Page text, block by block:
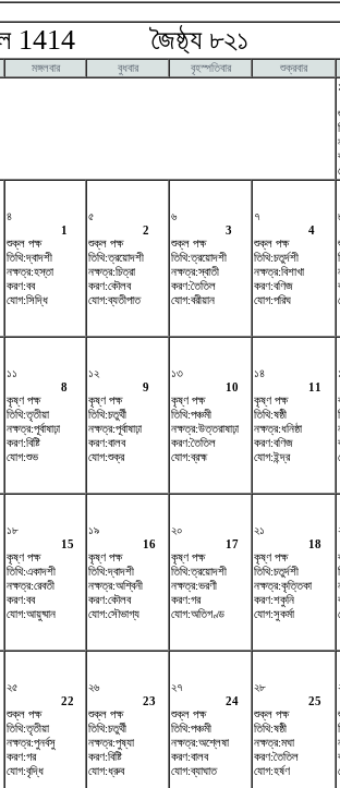
1414 জৈষ্ঠ্য ৮২১
মঙ্গলবার বুধবার বৃহস্পতিবার
শুক্রবার
৪
1
শুক্ল পক্ষ
তিথি:দ্বাদশী
নক্ষত্র:হস্তা
করণ:বব
যোগ:সিদ্ধি
৫
2
শুক্ল পক্ষ
তিথি:ত্রয়োদশী
নক্ষত্র:চিত্রা
করণ:কৌলব
যোগ:ব্যতীপাত
৬
3
শুক্ল পক্ষ
তিথি:ত্রয়োদশী
নক্ষত্র:স্বাতী
করণ:তৈতিল
যোগ:বরীয়ান
৭
4
শুক্ল পক্ষ
তিথি:চতুর্দশী
নক্ষত্র:বিশাখা
করণ:বণিজ
যোগ:পরিঘ
১১
8
কৃষ্ণ পক্ষ
তিথি:তৃতীয়া
নক্ষত্র:পূর্বাষাঢ়া
করণ:বিষ্টি
যোগ:শুভ
১২
9
কৃষ্ণ পক্ষ
তিথি:চতুর্থী
নক্ষত্র:পূর্বাষাঢ়া
করণ:বালব
যোগ:শুক্র
১৩
10
কৃষ্ণ পক্ষ
তিথি:পঞ্চমী
নক্ষত্র:উত্তরাষাঢ়া
করণ:তৈতিল
যোগ:ব্রহ্ম
১৪
11
কৃষ্ণ পক্ষ
তিথি:ষষ্ঠী
নক্ষত্র:ধনিষ্ঠা
করণ:বণিজ
যোগ:ইন্দ্র
১৮
15
কৃষ্ণ পক্ষ
তিথি:একাদশী
নক্ষত্র:রেবতী
করণ:বব
যোগ:আয়ুষ্মান
১৯
16
কৃষ্ণ পক্ষ
তিথি:দ্বাদশী
নক্ষত্র:অশ্বিনী
করণ:কৌলব
যোগ:সৌভাগ্য
২০
17
কৃষ্ণ পক্ষ
তিথি:ত্রয়োদশী
নক্ষত্র:ভরণী
করণ:গর
যোগ:অতিগণ্ড
২১
18
কৃষ্ণ পক্ষ
তিথি:চতুর্দশী
নক্ষত্র:কৃত্তিকা
করণ:শকুনি
যোগ:সুকর্মা
২৫
22
শুক্ল পক্ষ
তিথি:তৃতীয়া
নক্ষত্র:পুনর্বসু
করণ:গর
যোগ:বৃদ্ধি
২৬
23
শুক্ল পক্ষ
তিথি:চতুর্থী
নক্ষত্র:পুষ্যা
করণ:বিষ্টি
যোগ:ধ্রুব
২৭
24
শুক্ল পক্ষ
তিথি:পঞ্চমী
নক্ষত্র:অশ্লেষা
করণ:বালব
যোগ:ব্যাঘাত
২৮
25
শুক্ল পক্ষ
তিথি:ষষ্ঠী
নক্ষত্র:মঘা
করণ:তৈতিল
যোগ:হর্ষণ